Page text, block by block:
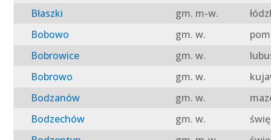
Błaszki
gm. m-w.
Bobowo
gm. w.
Bobrowice
gm. w.
Bobrowo
gm. w.
Bodzanów
gm. w.
Bodzechów
gm. w.